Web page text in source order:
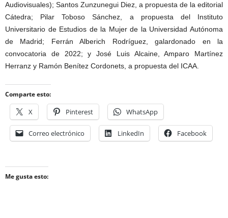
Audiovisuales); Santos Zunzunegui Diez, a propuesta de la editorial
Cátedra; Pilar Toboso Sánchez, a propuesta del Instituto
Universitario de Estudios de la Mujer de la Universidad Autónoma
de Madrid; Ferrán Alberich Rodríguez, galardonado en la
convocatoria de 2022; y José Luis Alcaine, Amparo Martínez
Herranz y Ramón Benítez Cordonets, a propuesta del ICAA.
Comparte esto:
X Pinterest WhatsApp
Correo electrónico LinkedIn Facebook
Me gusta esto: